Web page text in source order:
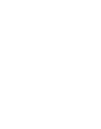
de
mesh.
deze koffer